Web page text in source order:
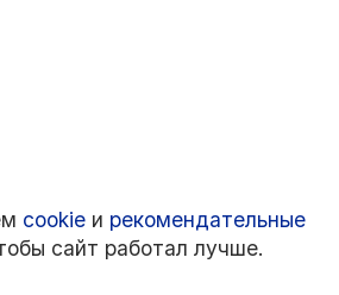
cookie и рекомендательные
сайт работал лучше.